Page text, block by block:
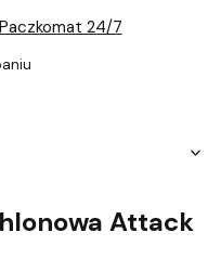
24/7
Attack